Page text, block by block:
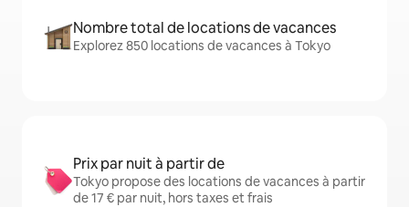
Nombre total de locations de vacances
Explorez 850 locations de vacances à Tokyo
Prix par nuit à partir de
Tokyo propose des locations de vacances à partir
de 17 € par nuit, hors taxes et frais